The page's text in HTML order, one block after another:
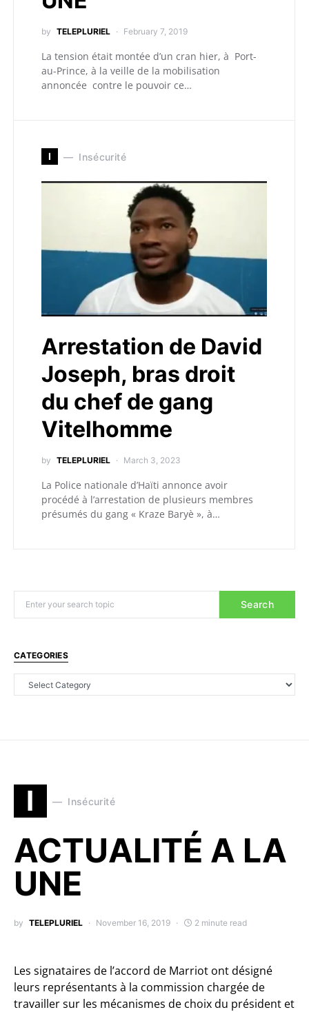
by TELEPLURIEL February 7, 2019
La tension était montée d’un cran hier, à Port-
au-Prince, à la veille de la mobilisation
annoncée contre le pouvoir ce…
I Insécurité
Arrestation de David
Joseph, bras droit
du chef de gang
Vitelhomme
by TELEPLURIEL March 3, 2023
La Police nationale d’Haïti annonce avoir
procédé à l’arrestation de plusieurs membres
présumés du gang « Kraze Baryè », à…
Search
CATEGORIES
I Insécurité
ACTUALITÉ A LA
UNE
by TELEPLURIEL November 16, 2019 2 minute read
Les signataires de l’accord de Marriot ont désigné
leurs représentants à la commission chargée de
travailler sur les mécanismes de choix du président et